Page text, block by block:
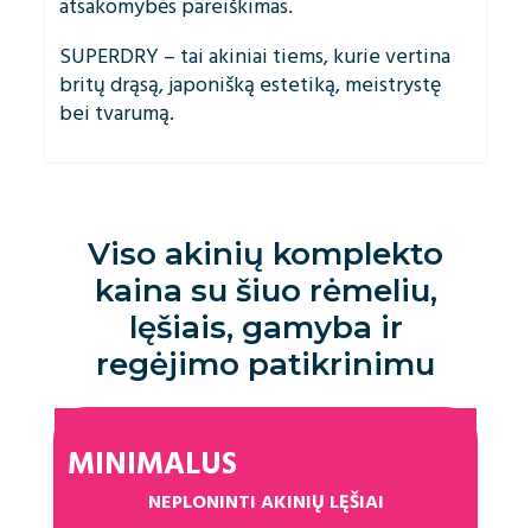
SUPERDRY – tai akiniai tiems, kurie vertina
britų drąsą, japonišką estetiką, meistrystę
bei tvarumą.
Viso akinių komplekto
kaina su šiuo rėmeliu,
lęšiais, gamyba ir
regėjimo patikrinimu
MINIMALUS
NEPLONINTI AKINIŲ LĘŠIAI